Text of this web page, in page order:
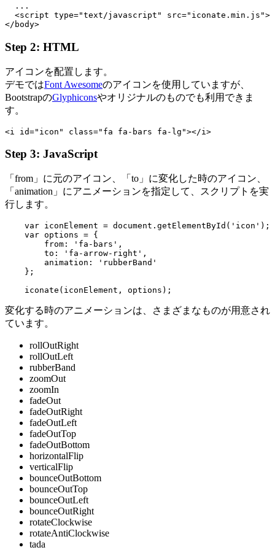
  ...
  <script type="text/javascript" src="iconate.min.js">
Step 2: HTML
アイコンを配置します。
デモではFont Awesomeのアイコンを使用していますが、
BootstrapのGlyphiconsやオリジナルのものでも利用できま
す。
Step 3: JavaScript
「from」に元のアイコン、「to」に変化した時のアイコン、
「animation」にアニメーションを指定して、スクリプトを実
行します。
    var iconElement = document.getElementById('icon');
    var options = {
        from: 'fa-bars',
        to: 'fa-arrow-right',
        animation: 'rubberBand'
    };
変化する時のアニメーションは、さまざまなものが用意され
ています。
rollOutRight
rollOutLeft
rubberBand
zoomOut
zoomIn
fadeOut
fadeOutRight
fadeOutLeft
fadeOutTop
fadeOutBottom
horizontalFlip
verticalFlip
bounceOutBottom
bounceOutTop
bounceOutLeft
bounceOutRight
rotateClockwise
rotateAntiClockwise
tada